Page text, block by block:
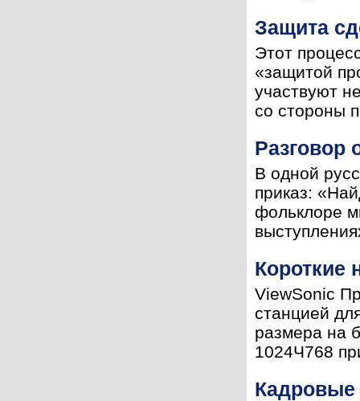
Защита
Этот
«защитой
участвуют
со стороны
Разговор
В одной
приказ:
фольклоре
Короткие
ViewSonic
станцией
размера на
1024Ч768
Кадровые